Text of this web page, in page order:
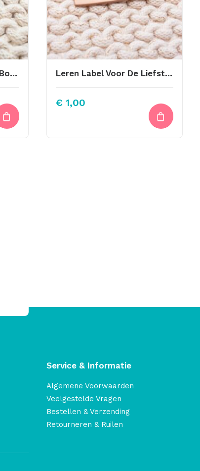
Leren Label Handmade Bolletje Wol Leren Label Voor De Liefste Papa
€ 1,00
Service & Informatie
Algemene Voorwaarden
Veelgestelde Vragen
Bestellen & Verzending
Retourneren & Ruilen